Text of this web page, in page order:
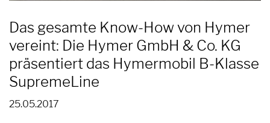
Das gesamte Know-How von Hymer
vereint: Die Hymer GmbH & Co. KG
präsentiert das Hymermobil B-Klasse
SupremeLine
25.05.2017